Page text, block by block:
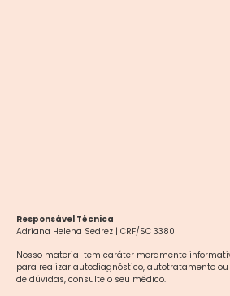
Responsável Técnica
Adriana Helena Sedrez | CRF/SC 3380
Nosso material tem caráter meramente
para realizar autodiagnóstico, autotratamento
de dúvidas, consulte o seu médico.